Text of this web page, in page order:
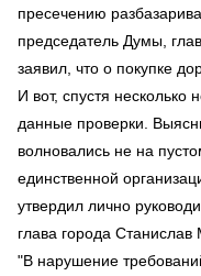
пресечению
председатель Думы,
заявил, что о покупке
И вот, спустя несколько
данные проверки.
волновались не на
единственной
утвердил лично
глава города Станислав
"В нарушение